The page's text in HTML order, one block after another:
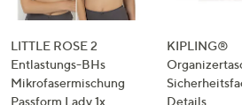
LITTLE ROSE 2
Entlastungs-BHs
Mikrofasermischung
Passform Lady 1x
KIPLING®
Details